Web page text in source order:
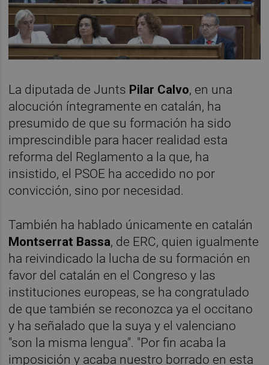
La diputada de Junts Pilar Calvo, en una
alocución íntegramente en catalán, ha
presumido de que su formación ha sido
imprescindible para hacer realidad esta
reforma del Reglamento a la que, ha
insistido, el PSOE ha accedido no por
convicción, sino por necesidad.
También ha hablado únicamente en catalán
Montserrat Bassa, de ERC, quien igualmente
ha reivindicado la lucha de su formación en
favor del catalán en el Congreso y las
instituciones europeas, se ha congratulado
de que también se reconozca ya el occitano
y ha señalado que la suya y el valenciano
"son la misma lengua". "Por fin acaba la
imposición y acaba nuestro borrado en esta